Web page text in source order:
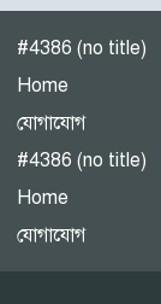
#4386 (no title)
Home
যোগাযোগ
#4386 (no title)
Home
যোগাযোগ